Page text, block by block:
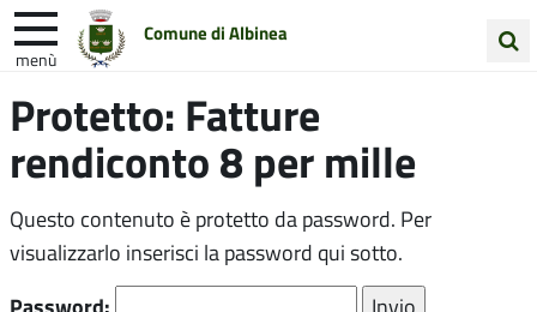
Comune di Albinea
menù
nel
sito
Entra in Comune
Unione Colline Matildiche
Protetto: Fatture
rendiconto 8 per mille
Questo contenuto è protetto da password. Per
visualizzarlo inserisci la password qui sotto.